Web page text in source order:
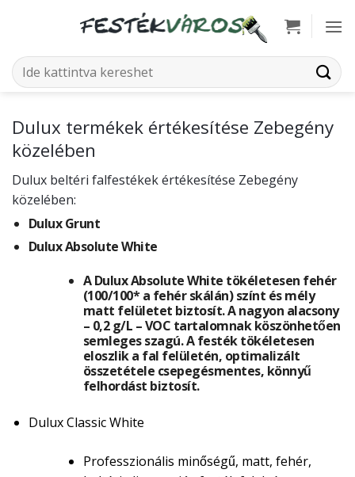
Keresés
a
Dulux termékek értékesítése Zebegény
közelében
Dulux beltéri falfestékek értékesítése Zebegény
közelében:
Dulux Grunt
Dulux Absolute White
A Dulux Absolute White tökéletesen fehér
(100/100* a fehér skálán) színt és mély
matt felületet biztosít. A nagyon alacsony
– 0,2 g/L – VOC tartalomnak köszönhetően
semleges szagú. A festék tökéletesen
eloszlik a fal felületén, optimalizált
összetétele csepegésmentes, könnyű
felhordást biztosít.
Dulux Classic White
Professzionális minőségű, matt, fehér,